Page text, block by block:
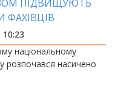
ПІДВИЩУЮТЬ
ФАХІВЦІВ
національному
розпочався насичено